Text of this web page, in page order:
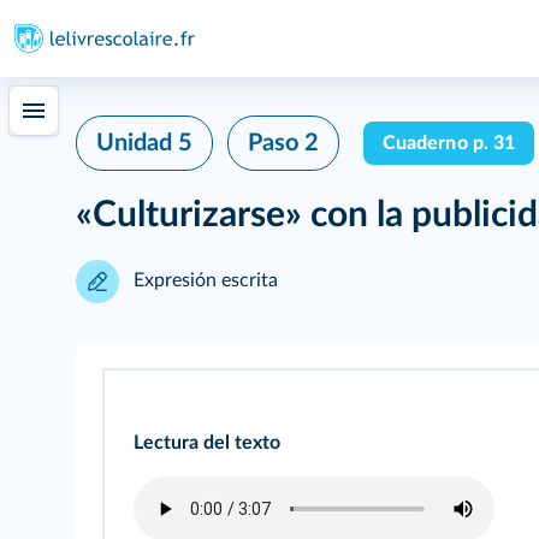
Unidad 5 Paso 2 Cuaderno p. 31
«Culturizarse» con la
Expresión escrita
Lectura del texto